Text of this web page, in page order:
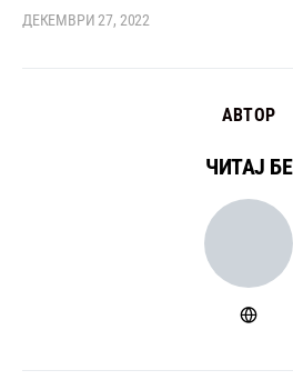
ДЕКЕМВРИ 27, 2022
АВТОР
ЧИТАЈ БЕ